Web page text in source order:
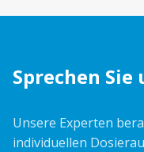
Sprechen Sie
Unsere Experten
individuellen